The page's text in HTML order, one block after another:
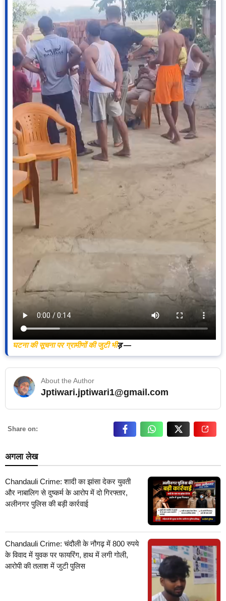
घटना की सूचना पर ग्रामीणों की जुटी भीड़ —
About the Author
Jptiwari.jptiwari1@gmail.com… Read More
Share on:
अगला लेख
Chandauli Crime: शादी का झांसा देकर युवती
और नाबालिग से दुष्कर्म के आरोप में दो गिरफ्तार,
अलीनगर पुलिस की बड़ी कार्रवाई
Chandauli Crime: चंदौली के नौगढ़ में 800 रुपये
के विवाद में युवक पर फायरिंग, हाथ में लगी गोली,
आरोपी की तलाश में जुटी पुलिस